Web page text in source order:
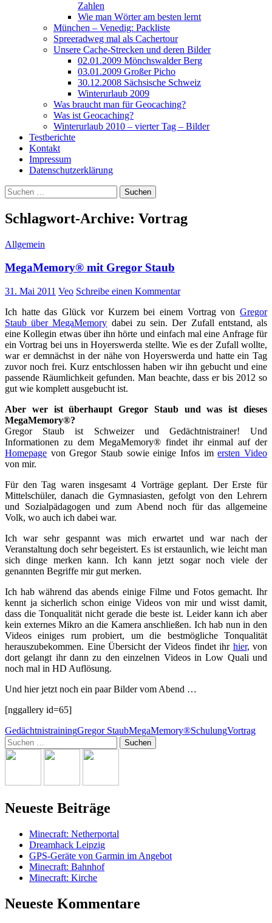
Zahlen
Wie man Wörter am besten lernt
München – Venedig: Packliste
Spreeradweg mal als Cachertour
Unsere Cache-Strecken und deren Bilder
02.01.2009 Mönchswalder Berg
03.01.2009 Großer Picho
30.12.2008 Sächsische Schweiz
Winterurlaub 2009
Was braucht man für Geocaching?
Was ist Geocaching?
Winterurlaub 2010 – vierter Tag – Bilder
Testberichte
Kontakt
Impressum
Datenschutzerklärung
Suchen
nach:
Schlagwort-Archive: Vortrag
Allgemein
MegaMemory® mit Gregor Staub
31. Mai 2011 Veo Schreibe einen Kommentar
Ich hatte das Glück vor Kurzem bei einem Vortrag von Gregor
Staub über MegaMemory dabei zu sein. Der Zufall entstand, als
eine Kollegin etwas über ihn hörte und einfach mal eine Anfrage für
ein Vortrag bei uns in Hoyerswerda stellte. Wie es der Zufall wollte,
war er demnächst in der nähe von Hoyerswerda und hatte ein Tag
zuvor noch frei. Kurz entschlossen haben wir ihn gebucht und eine
passende Räumlichkeit gefunden. Man beachte, dass er bis 2012 so
gut wie komplett ausgebucht ist.
Aber wer ist überhaupt Gregor Staub und was ist dieses
MegaMemory®?
Gregor Staub ist Schweizer und Gedächtnistrainer! Und
Informationen zu dem MegaMemory® findet ihr einmal auf der
Homepage von Gregor Staub sowie einige Infos imersten Video
von mir.
Für den Tag waren insgesamt 4 Vorträge geplant. Der Erste für
Mittelschüler, danach die Gymnasiasten, gefolgt von den Lehrern
und Sozialpädagogen und zum Abend noch für das allgemeine
Volk, wo auch ich dabei war.
Ich war sehr gespannt was mich erwartet und war nach der
Veranstaltung doch sehr begeistert. Es ist erstaunlich, wie leicht man
sich dinge merken kann. Ich kann jetzt sogar noch viele der
genannten Begriffe mir gut merken.
Ich hab während das abends einige Filme und Fotos gemacht. Ihr
kennt ja sicherlich schon einige Videos von mir und wisst damit,
dass die Tonqualität nicht gerade die beste ist. Leider kann ich aber
kein externes Mikro an die Kamera anschließen. Ich hab nun in den
Videos einiges rum probiert, um die bestmögliche Tonqualität
herauszubekommen. Eine Übersicht der Videos findet ihr hier, von
dort gelangt ihr dann zu den einzelnen Videos in Low Quali und
noch mal in HD Auflösung.
Und hier jetzt noch ein paar Bilder vom Abend …
[nggallery id=65]
GedächtnistrainingGregor StaubMegaMemory®SchulungVortrag
Suchen
nach:
Neueste Beiträge
Minecraft: Netherportal
Dreamhack Leipzig
GPS-Geräte von Garmin im Angebot
Minecraft: Bahnhof
Minecraft: Kirche
Neueste Kommentare